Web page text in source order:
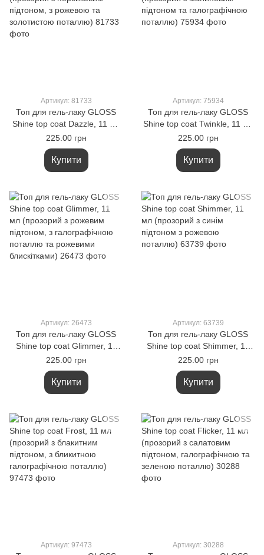
Артикул: 81733
Топ для гель-лаку GLOSS
Shine top coat Dazzle, 11 мл
(прозорий з персиковим
підтоном, з рожевою та
золотистою поталлю)
225.00 грн
Купити
Артикул: 75934
Топ для гель-лаку GLOSS
Shine top coat Twinkle, 11 мл
(прозорий з малиновим
підтоном та галографічною
поталлю)
225.00 грн
Купити
Артикул: 26473
Топ для гель-лаку GLOSS
Shine top coat Glimmer, 11
мл (прозорий з рожевим
підтоном, з галографічною
поталлю та рожевими
блискітками)
225.00 грн
Купити
Артикул: 63739
Топ для гель-лаку GLOSS
Shine top coat Shimmer, 11
мл (прозорий з синім
підтоном з рожевою
поталлю)
225.00 грн
Купити
Артикул: 97473 Артикул: 30288